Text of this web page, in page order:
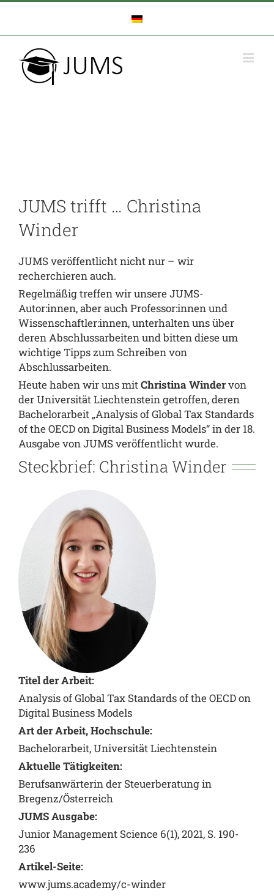
Zum
springen
JUMS trifft … Christina
Winder
JUMS veröffentlicht nicht nur – wir
recherchieren auch.
Regelmäßig treffen wir unsere JUMS-
Autor:innen, aber auch Professor:innen und
Wissenschaftler:innen, unterhalten uns über
deren Abschlussarbeiten und bitten diese um
wichtige Tipps zum Schreiben von
Abschlussarbeiten.
Heute haben wir uns mitChristina Windervon
der Universität Liechtenstein getroffen, deren
Bachelorarbeit „Analysis of Global Tax Standards
of the OECD on Digital Business Models“ in der 18.
Ausgabe von JUMS veröffentlicht wurde.
Steckbrief: Christina Winder
Titel der Arbeit:
Analysis of Global Tax Standards of the OECD on
Digital Business Models
Art der Arbeit, Hochschule:
Bachelorarbeit, Universität Liechtenstein
Aktuelle Tätigkeiten:
Berufsanwärterin der Steuerberatung in
Bregenz/Österreich
JUMS Ausgabe:
Junior Management Science 6(1), 2021, S. 190-
236
Artikel-Seite:
www.jums.academy/c-winder